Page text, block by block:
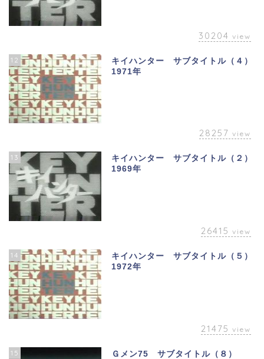
30204 view
12
キイハンター サブタイトル（４）
1971年
28257 view
13
キイハンター サブタイトル（２）
1969年
26415 view
14
キイハンター サブタイトル（５）
1972年
21475 view
15
Ｇメン75 サブタイトル（８）